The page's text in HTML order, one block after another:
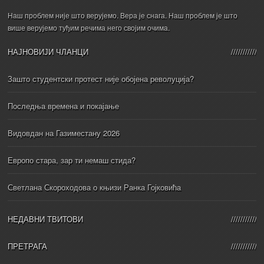
Наш проблем није што верујемо. Вера је снага. Наш проблем је што
више верујемо туђим речима него својим очима.
НАЈНОВИЈИ ЧЛАНЦИ
Зашто студентски протест није обојена револуција?
Последња времена и покајање
Видовдан на Газиместану 2026
Европо стара, зар ти немаш стида?
Светлана Скороходова о књизи Ранка Гојковића
НЕДАВНИ ТВИТОВИ
ПРЕТРАГА